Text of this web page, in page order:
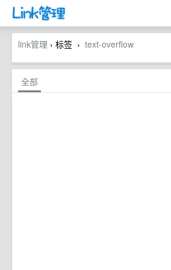
link管理 › 标签 › text-overflow
全部